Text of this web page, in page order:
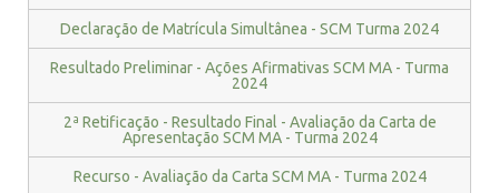
Declaração de Matrícula Simultânea - SCM Turma 2024
Resultado Preliminar - Ações Afirmativas SCM MA - Turma
2024
2ª Retificação - Resultado Final - Avaliação da Carta de
Apresentação SCM MA - Turma 2024
Recurso - Avaliação da Carta SCM MA - Turma 2024